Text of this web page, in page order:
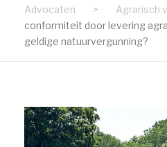
Advocaten > Agrarisch
conformiteit door levering
geldige natuurvergunning?